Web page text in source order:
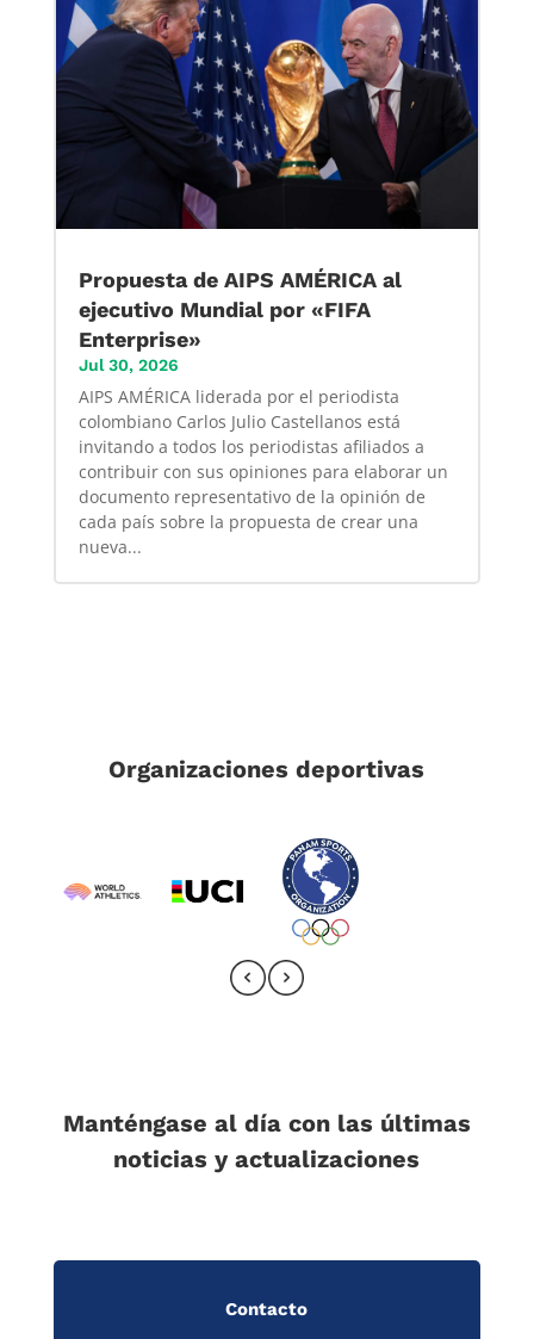
Propuesta de AIPS AMÉRICA al
ejecutivo Mundial por «FIFA
Enterprise»
Jul 30, 2026
AIPS AMÉRICA liderada por el periodista
colombiano Carlos Julio Castellanos está
invitando a todos los periodistas afiliados a
contribuir con sus opiniones para elaborar un
documento representativo de la opinión de
cada país sobre la propuesta de crear una
nueva...
Organizaciones deportivas
Manténgase al día con las últimas
noticias y actualizaciones
Contacto